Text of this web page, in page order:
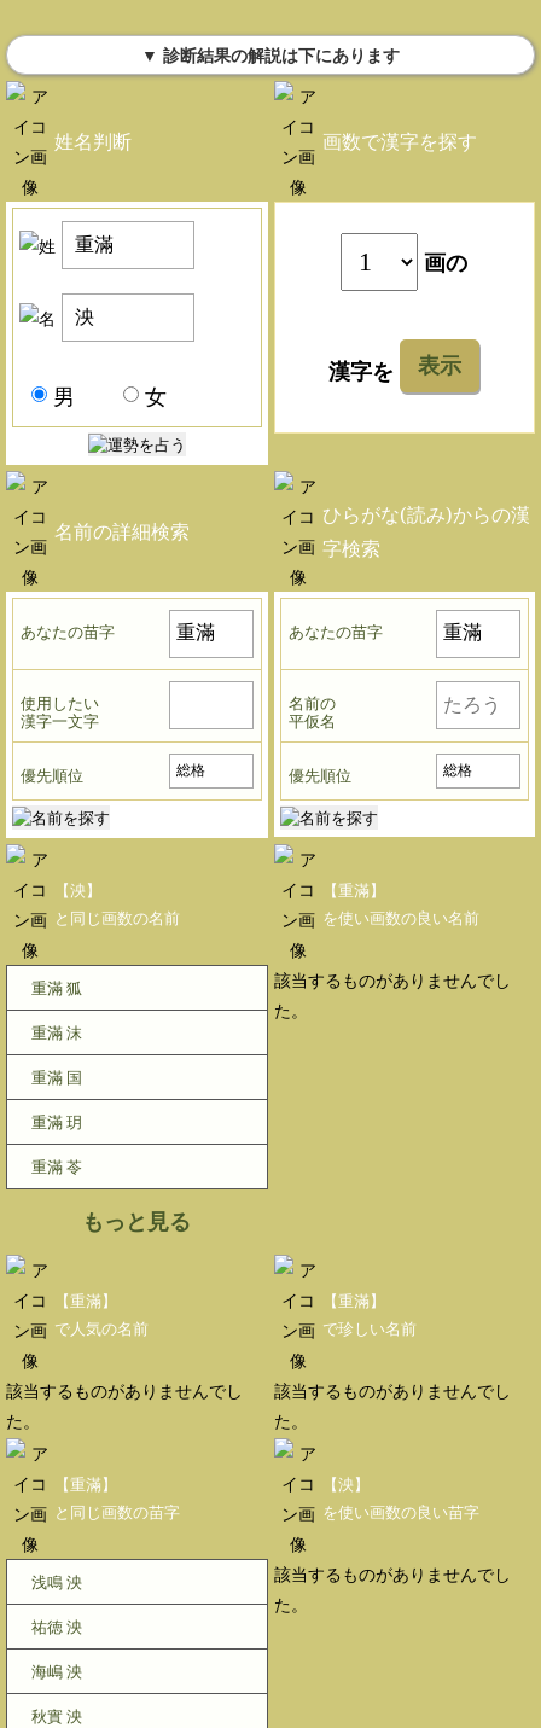
▼ 診断結果の解説は下にあります
姓名判断
男 女
画数で漢字を探す
画の
漢字を 表示
名前の詳細検索
あなたの苗字
使用したい
漢字一文字
優先順位
ひらがな(読み)からの漢
字検索
あなたの苗字
名前の
平仮名
優先順位
【泱】
と同じ画数の名前
重滿 狐
重滿 沫
重滿 国
重滿 玥
重滿 苓
もっと見る
【重滿】
を使い画数の良い名前
該当するものがありませんでし
た。
【重滿】
で人気の名前
該当するものがありませんでし
た。
【重滿】
で珍しい名前
該当するものがありませんでし
た。
【重滿】
と同じ画数の苗字
浅鳴 泱
祐徳 泱
海嶋 泱
秋實 泱
【泱】
を使い画数の良い苗字
該当するものがありませんでし
た。